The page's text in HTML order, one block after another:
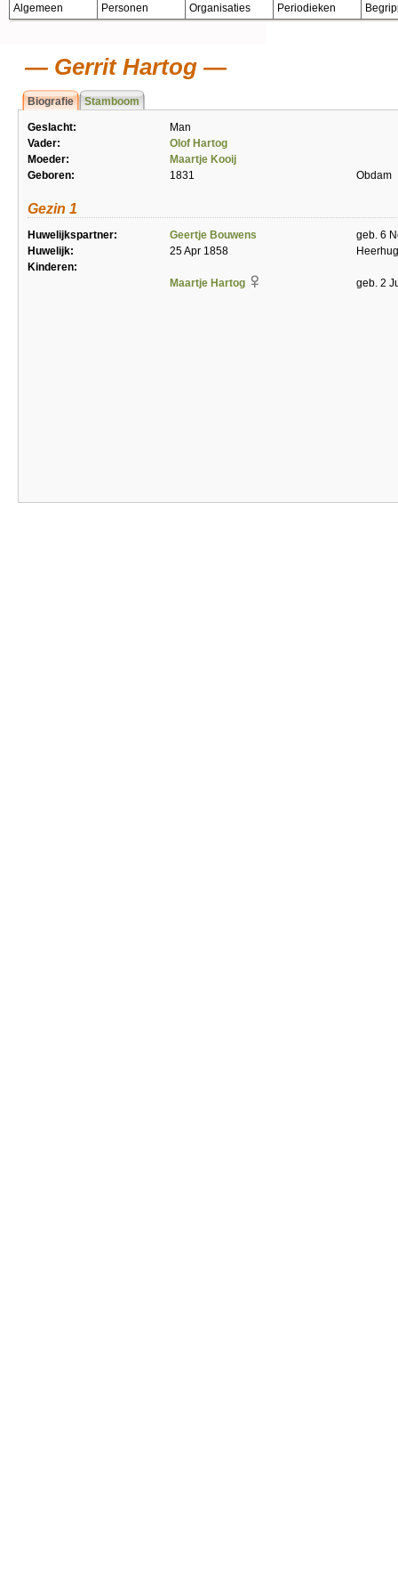
Algemeen Personen Organisaties Periodieken
Gerrit Hartog
Biografie Stamboom
Geslacht:
Man
Vader:
Olof Hartog
Moeder:
Maartje Kooij
Geboren:
1831 Obdam
Gezin 1
Huwelijkspartner: Geertje Bouwens
geb. 6
Huwelijk:
25 Apr 1858
Kinderen:
Maartje Hartog
geb. 2